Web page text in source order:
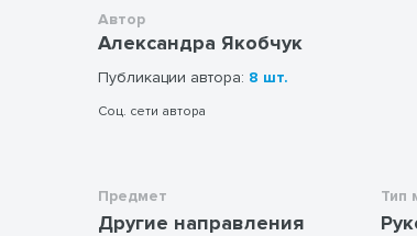
Автор
Александра Якобчук
Публикации автора: 8 шт.
Соц. сети автора
Предмет
Другие направления
Тип